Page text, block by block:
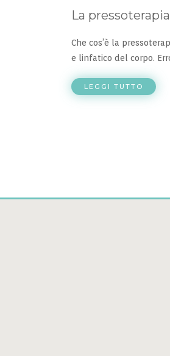
La pressoterapia
Che cos’è la
e linfatico del corpo.
LEGGI TUTTO